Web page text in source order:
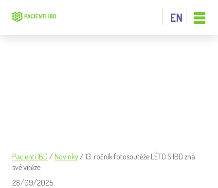
EN
Pacienti IBD / Novinky/ 13. ročník fotosoutěže LÉTO S IBD zná
své vítěze
28/09/2025